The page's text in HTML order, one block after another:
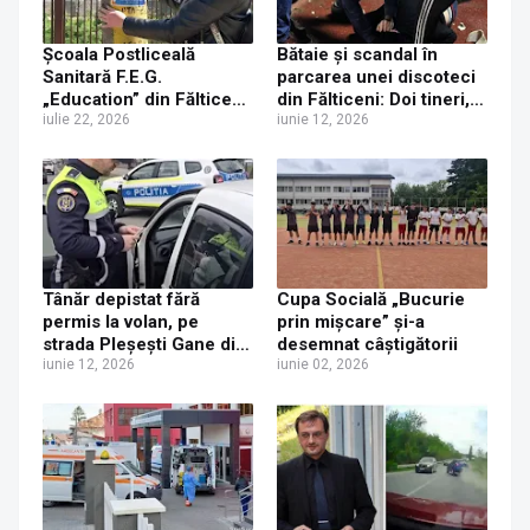
Școala Postliceală
Sanitară F.E.G.
„Education” din Fălticeni,
desființată printr-un
Dimian
iulie 22, 2026
Bătaie și scandal în
parcarea unei discoteci
din Fălticeni: Doi tineri,
reținuți după ce au bătut
distrus o mașină
iunie 12, 2026
Tânăr depistat fără
permis la volan, pe
strada Pleșești Gane din
Fălticeni
iunie 12, 2026
Cupa Socială „Bucurie
prin mișcare” și-a
desemnat câștigătorii
iunie 02, 2026